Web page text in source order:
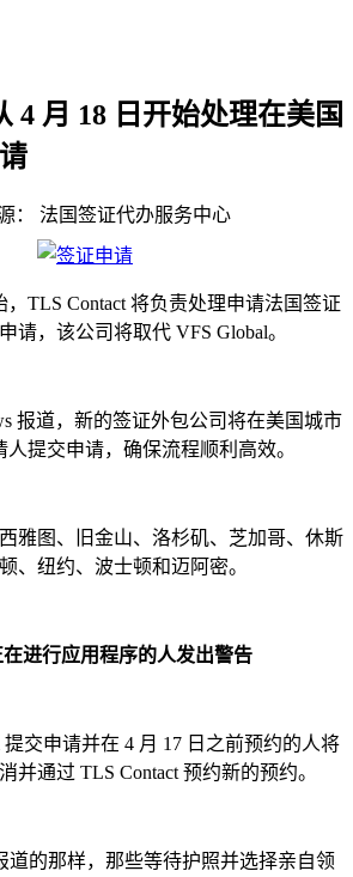
4 月 18 日开始处理在美国
： 法国签证代办服务中心
TLS Contact 将负责处理申请法国签证
请，该公司将取代 VFS Global。
报道，新的签证外包公司将在美国城市
提交申请，确保流程顺利高效。
图、旧金山、洛杉矶、芝加哥、休斯
、纽约、波士顿和迈阿密。
进行应用程序的人发出警告
交申请并在 4 月 17 日之前预约的人将
并通过 TLS Contact 预约新的预约。
的那样，那些等待护照并选择亲自领